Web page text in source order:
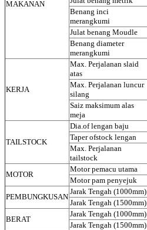
MAKANAN
Benang inci
merangkumi
Julat benang Moudle
Benang diameter
merangkumi
KERJA
Max. Perjalanan slaid
atas
Max. Perjalanan luncur
silang
Saiz maksimum alas
meja
TAILSTOCK
Dia.of lengan baju
Taper ofstock lengan
Max. Perjalanan
tailstock
MOTOR
Motor pemacu utama
Motor pam penyejuk
PEMBUNGKUSAN
Jarak Tengah (1000mm)
Jarak Tengah (1500mm)
BERAT
Jarak Tengah (1000mm)
Jarak Tengah (1500mm)